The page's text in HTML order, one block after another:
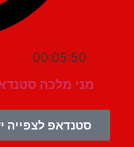
00:05:50
מני מלכה סטנדאפ 25 – דונם בירח
סטנדאפ לצפייה ישירה